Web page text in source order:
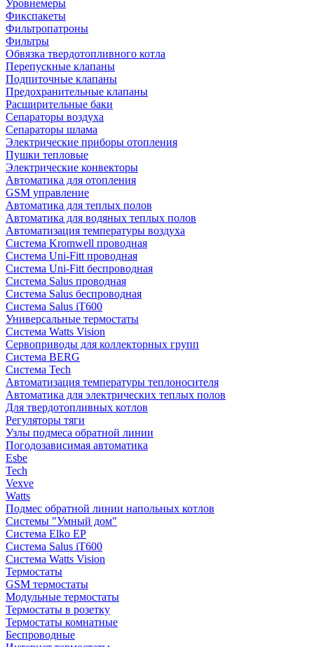
Уровнемеры
Фикспакеты
Фильтропатроны
Фильтры
Обвязка твердотопливного котла
Перепускные клапаны
Подпиточные клапаны
Предохранительные клапаны
Расширительные баки
Сепараторы воздуха
Сепараторы шлама
Электрические приборы отопления
Пушки тепловые
Электрические конвекторы
Автоматика для отопления
GSM управление
Автоматика для теплых полов
Автоматика для водяных теплых полов
Автоматизация температуры воздуха
Система Kromwell проводная
Система Uni-Fitt проводная
Система Uni-Fitt беспроводная
Система Salus проводная
Система Salus беспроводная
Система Salus iT600
Универсальные термостаты
Система Watts Vision
Сервоприводы для коллекторных групп
Система BERG
Система Tech
Автоматизация температуры теплоносителя
Автоматика для электрических теплых полов
Для твердотопливных котлов
Регуляторы тяги
Узлы подмеса обратной линии
Погодозависимая автоматика
Esbe
Tech
Vexve
Watts
Подмес обратной линии напольных котлов
Системы "Умный дом"
Система Elko EP
Система Salus iT600
Система Watts Vision
Термостаты
GSM термостаты
Модульные термостаты
Термостаты в розетку
Термостаты комнатные
Беспроводные